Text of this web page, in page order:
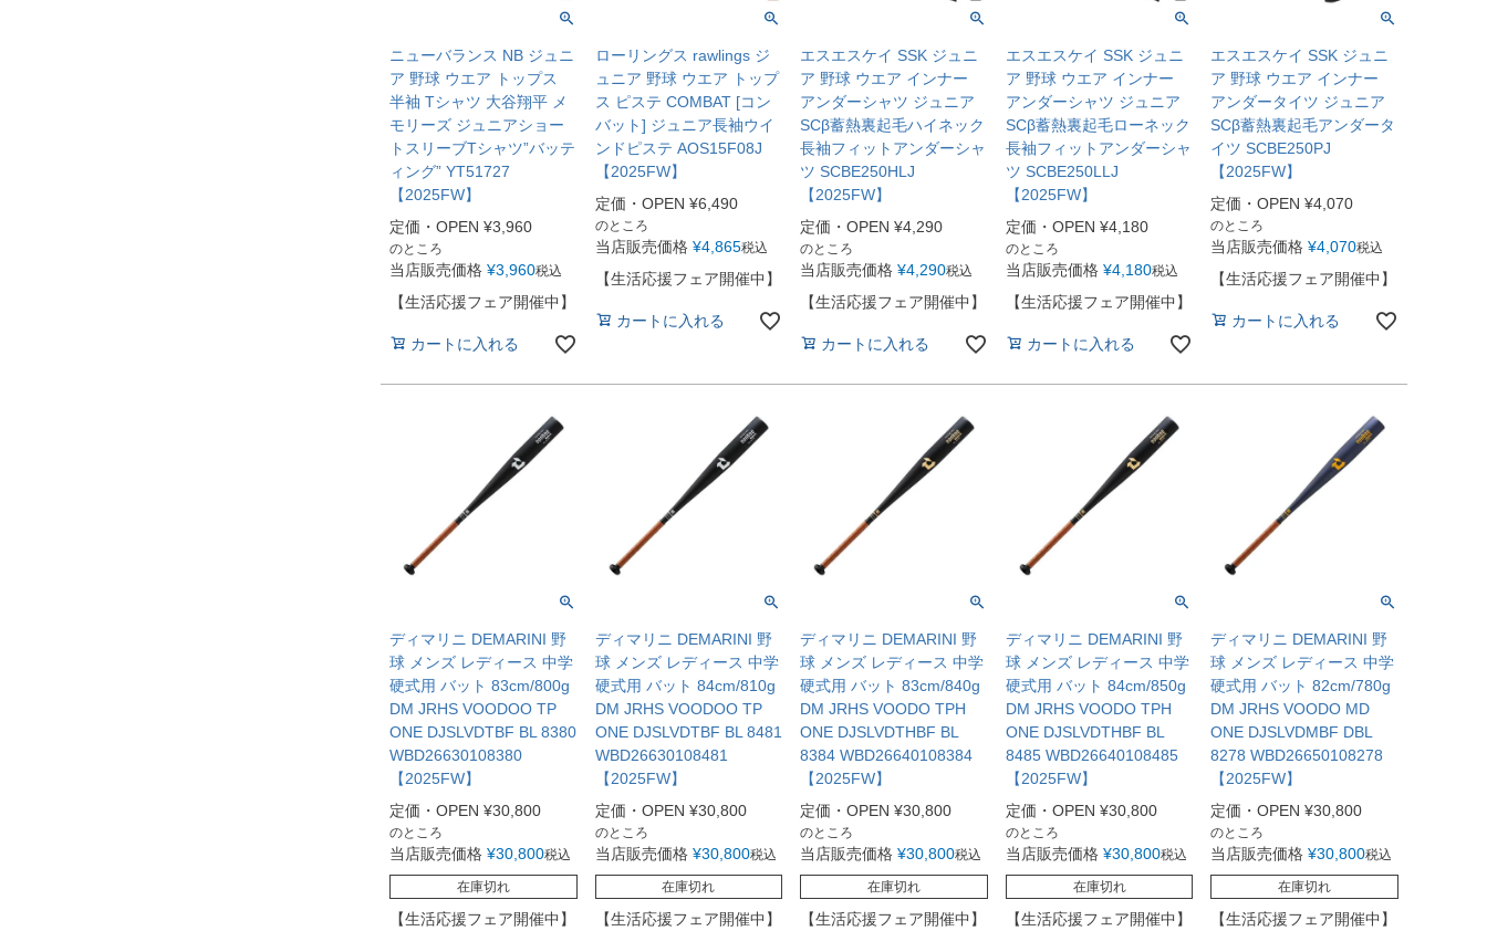
ニューバランス NB ジュニ
ア 野球 ウエア トップス
半袖 Tシャツ 大谷翔平 メ
モリーズ ジュニアショー
トスリーブTシャツ”バッテ
ィング” YT51727
【2025FW】
定価・OPEN ¥3,960
のところ
当店販売価格 ¥3,960税込
【生活応援フェア開催中】
カートに入れる
ローリングス rawlings ジ
ュニア 野球 ウエア トップ
ス ピステ COMBAT [コン
バット] ジュニア長袖ウイ
ンドピステ AOS15F08J
【2025FW】
定価・OPEN ¥6,490
のところ
当店販売価格 ¥4,865税込
【生活応援フェア開催中】
カートに入れる
エスエスケイ SSK ジュニ
ア 野球 ウエア インナー
アンダーシャツ ジュニア
SCβ蓄熱裏起毛ハイネック
長袖フィットアンダーシャ
ツ SCBE250HLJ
【2025FW】
定価・OPEN ¥4,290
のところ
当店販売価格 ¥4,290税込
【生活応援フェア開催中】
カートに入れる
エスエスケイ SSK ジュニ
ア 野球 ウエア インナー
アンダーシャツ ジュニア
SCβ蓄熱裏起毛ローネック
長袖フィットアンダーシャ
ツ SCBE250LLJ
【2025FW】
定価・OPEN ¥4,180
のところ
当店販売価格 ¥4,180税込
【生活応援フェア開催中】
カートに入れる
エスエスケイ SSK ジュニ
ア 野球 ウエア インナー
アンダータイツ ジュニア
SCβ蓄熱裏起毛アンダータ
イツ SCBE250PJ
【2025FW】
定価・OPEN ¥4,070
のところ
当店販売価格 ¥4,070税込
【生活応援フェア開催中】
カートに入れる
ディマリニ DEMARINI 野
球 メンズ レディース 中学
硬式用 バット 83cm/800g
DM JRHS VOODOO TP
ONE DJSLVDTBF BL 8380
WBD26630108380
【2025FW】
定価・OPEN ¥30,800
のところ
当店販売価格 ¥30,800税込
在庫切れ
【生活応援フェア開催中】
ディマリニ DEMARINI 野
球 メンズ レディース 中学
硬式用 バット 84cm/810g
DM JRHS VOODOO TP
ONE DJSLVDTBF BL 8481
WBD26630108481
【2025FW】
定価・OPEN ¥30,800
のところ
当店販売価格 ¥30,800税込
在庫切れ
【生活応援フェア開催中】
ディマリニ DEMARINI 野
球 メンズ レディース 中学
硬式用 バット 83cm/840g
DM JRHS VOODO TPH
ONE DJSLVDTHBF BL
8384 WBD26640108384
【2025FW】
定価・OPEN ¥30,800
のところ
当店販売価格 ¥30,800税込
在庫切れ
【生活応援フェア開催中】
ディマリニ DEMARINI 野
球 メンズ レディース 中学
硬式用 バット 84cm/850g
DM JRHS VOODO TPH
ONE DJSLVDTHBF BL
8485 WBD26640108485
【2025FW】
定価・OPEN ¥30,800
のところ
当店販売価格 ¥30,800税込
在庫切れ
【生活応援フェア開催中】
ディマリニ DEMARINI 野
球 メンズ レディース 中学
硬式用 バット 82cm/780g
DM JRHS VOODO MD
ONE DJSLVDMBF DBL
8278 WBD26650108278
【2025FW】
定価・OPEN ¥30,800
のところ
当店販売価格 ¥30,800税込
在庫切れ
【生活応援フェア開催中】